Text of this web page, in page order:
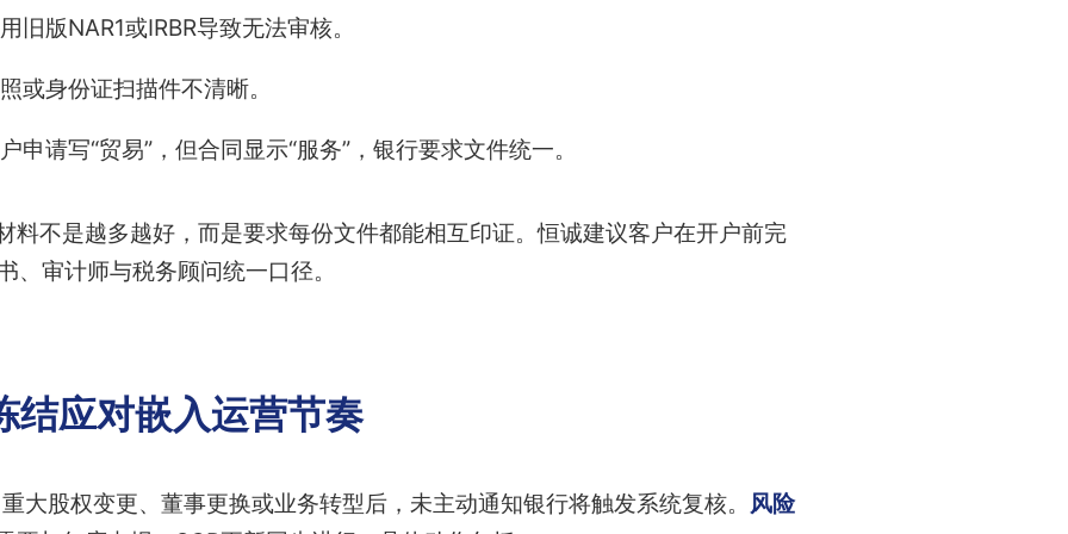
旧版NAR1或IRBR导致无法审核。
或身份证扫描件不清晰。
申请写“贸易”，但合同显示“服务”，银行要求文件统一。
料不是越多越好，而是要求每份文件都能相互印证。恒诚建议客户在开户前完
、审计师与税务顾问统一口径。
结应对嵌入运营节奏
大股权变更、董事更换或业务转型后，未主动通知银行将触发系统复核。 风险